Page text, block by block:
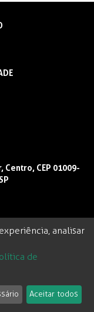
Centro, CEP 01009-
analisar
de
Aceitar todos